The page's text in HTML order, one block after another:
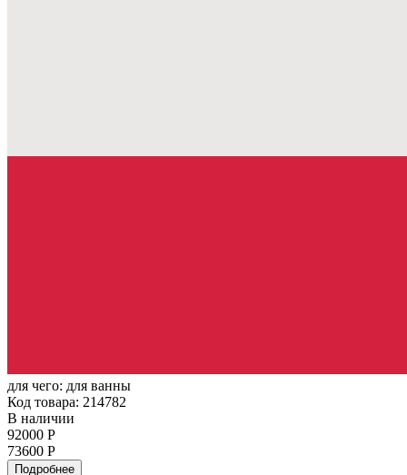
для чего: для ванны
Код товара: 214782
В наличии
92000 Р
73600 Р
Подробнее